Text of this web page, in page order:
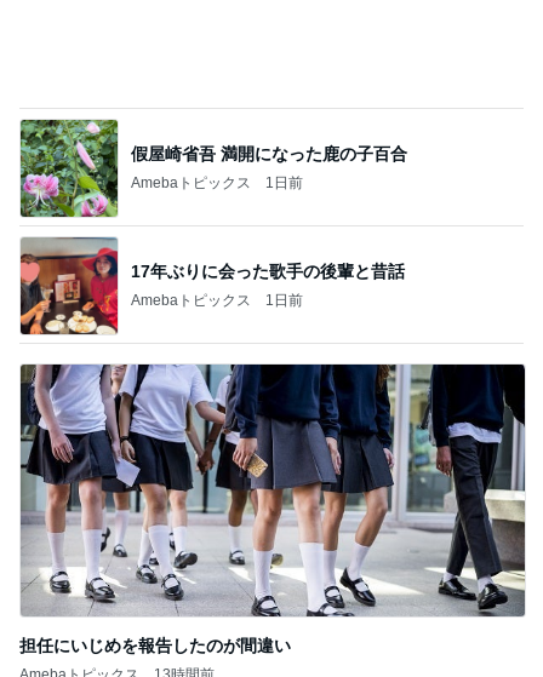
17年ぶりに会った歌手の後輩と昔話
Amebaトピックス 1日前
担任にいじめを報告したのが間違い
Amebaトピックス 13時間前
記事を読む